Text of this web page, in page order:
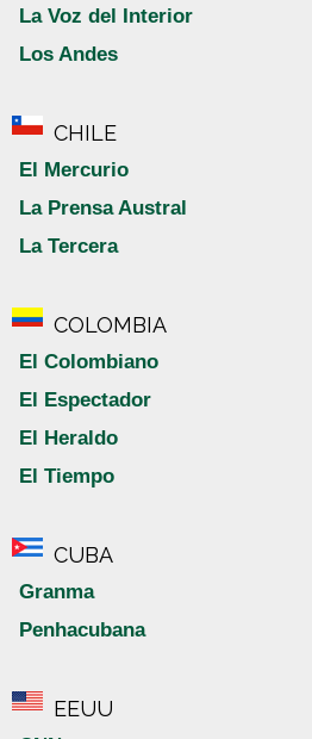
La Voz del Interior
Los Andes
CHILE
El Mercurio
La Prensa Austral
La Tercera
COLOMBIA
El Colombiano
El Espectador
El Heraldo
El Tiempo
CUBA
Granma
Penhacubana
EEUU